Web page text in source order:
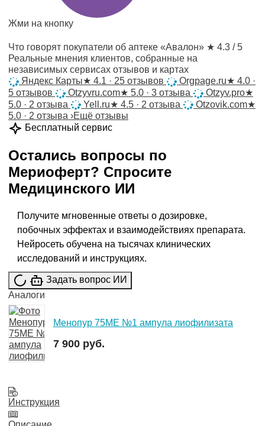
Жми на кнопку
Что говорят покупатели об аптеке «Авалон» ★ 4.3 / 5
Реальные мнения клиентов, собранные на
независимых сервисах отзывов и картах
Яндекс Карты★ 4.1 · 25 отзывов Orgpage.ru★ 4.0 ·
5 отзывов
Otzyvru.com★ 5.0 · 3 отзыва Otzyv.pro★
5.0 · 2 отзыва
Yell.ru★ 4.5 · 2 отзыва Otzovik.com★
5.0 · 2 отзыва ›Ещё отзывы
Бесплатный сервис
Остались вопросы по
Мериоферт? Спросите
Медицинского ИИ
Получите мгновенные ответы о дозировке,
побочных эффектах и взаимодействиях препарата.
Нейросеть обучена на тысячах клинических
исследований и инструкциях.
Задать вопрос ИИ
Аналоги
Менопур 75МЕ №1 ампула лиофилизата
7 900 руб.
Инструкция